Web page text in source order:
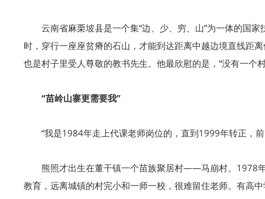
云南省麻栗坡县是一个集“边、少、穷、山”为一体的国
时，穿行一座座贫瘠的石山，才能到达距离中越边境直线
也是村子里受人尊敬的教书先生。他最欣慰的是，“没有一个
“苗岭山寨更需要我”
“我是1984年走上代课老师岗位的，直到1999年转正，
熊照才出生在董干镇一个苗族聚居村——马崩村。1978
教育，远离城镇的村完小和一师一校，很难留住老师。有高